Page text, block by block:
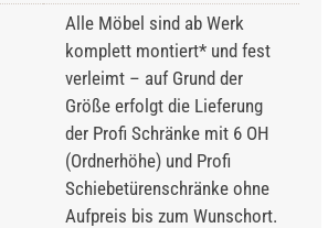
Alle Möbel sind ab Werk
komplett montiert* und fest
verleimt – auf Grund der
Größe erfolgt die Lieferung
der Profi Schränke mit 6 OH
(Ordnerhöhe) und Profi
Schiebetürenschränke ohne
Aufpreis bis zum Wunschort.